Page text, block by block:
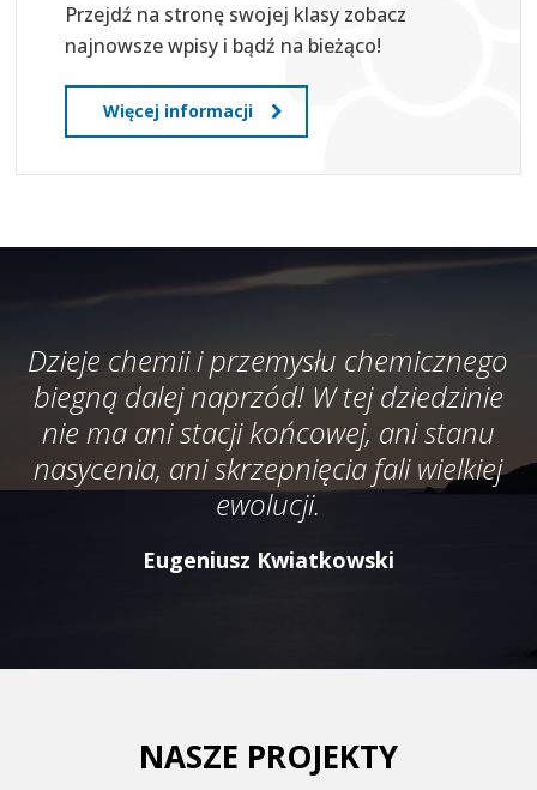
Przejdź na stronę swojej klasy zobacz
najnowsze wpisy i bądź na bieżąco!
Więcej informacji
Dzieje chemii i przemysłu chemicznego
biegną dalej naprzód! W tej dziedzinie
nie ma ani stacji końcowej, ani stanu
nasycenia, ani skrzepnięcia fali wielkiej
ewolucji.
Eugeniusz Kwiatkowski
NASZE PROJEKTY